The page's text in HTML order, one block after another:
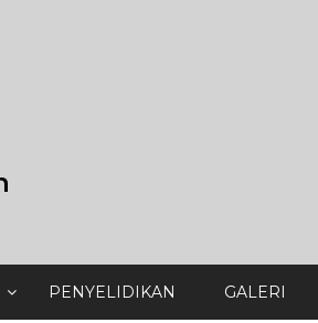
PENYELIDIKAN GALERI